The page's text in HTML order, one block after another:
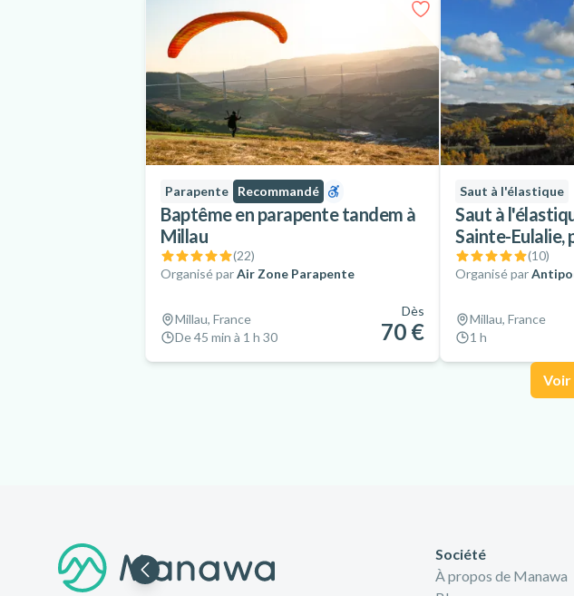
Parapente Recommandé
Baptême en parapente tandem à
Millau
(22)
Organisé parAir Zone Parapente
Millau, France
De 45 min à 1 h 30
Dès
70 €
Saut à l'élastique
Saut à
Sainte-Eulalie,
(10)
Organisé par
Millau, France
1 h
Voir
Société
À propos de Manawa